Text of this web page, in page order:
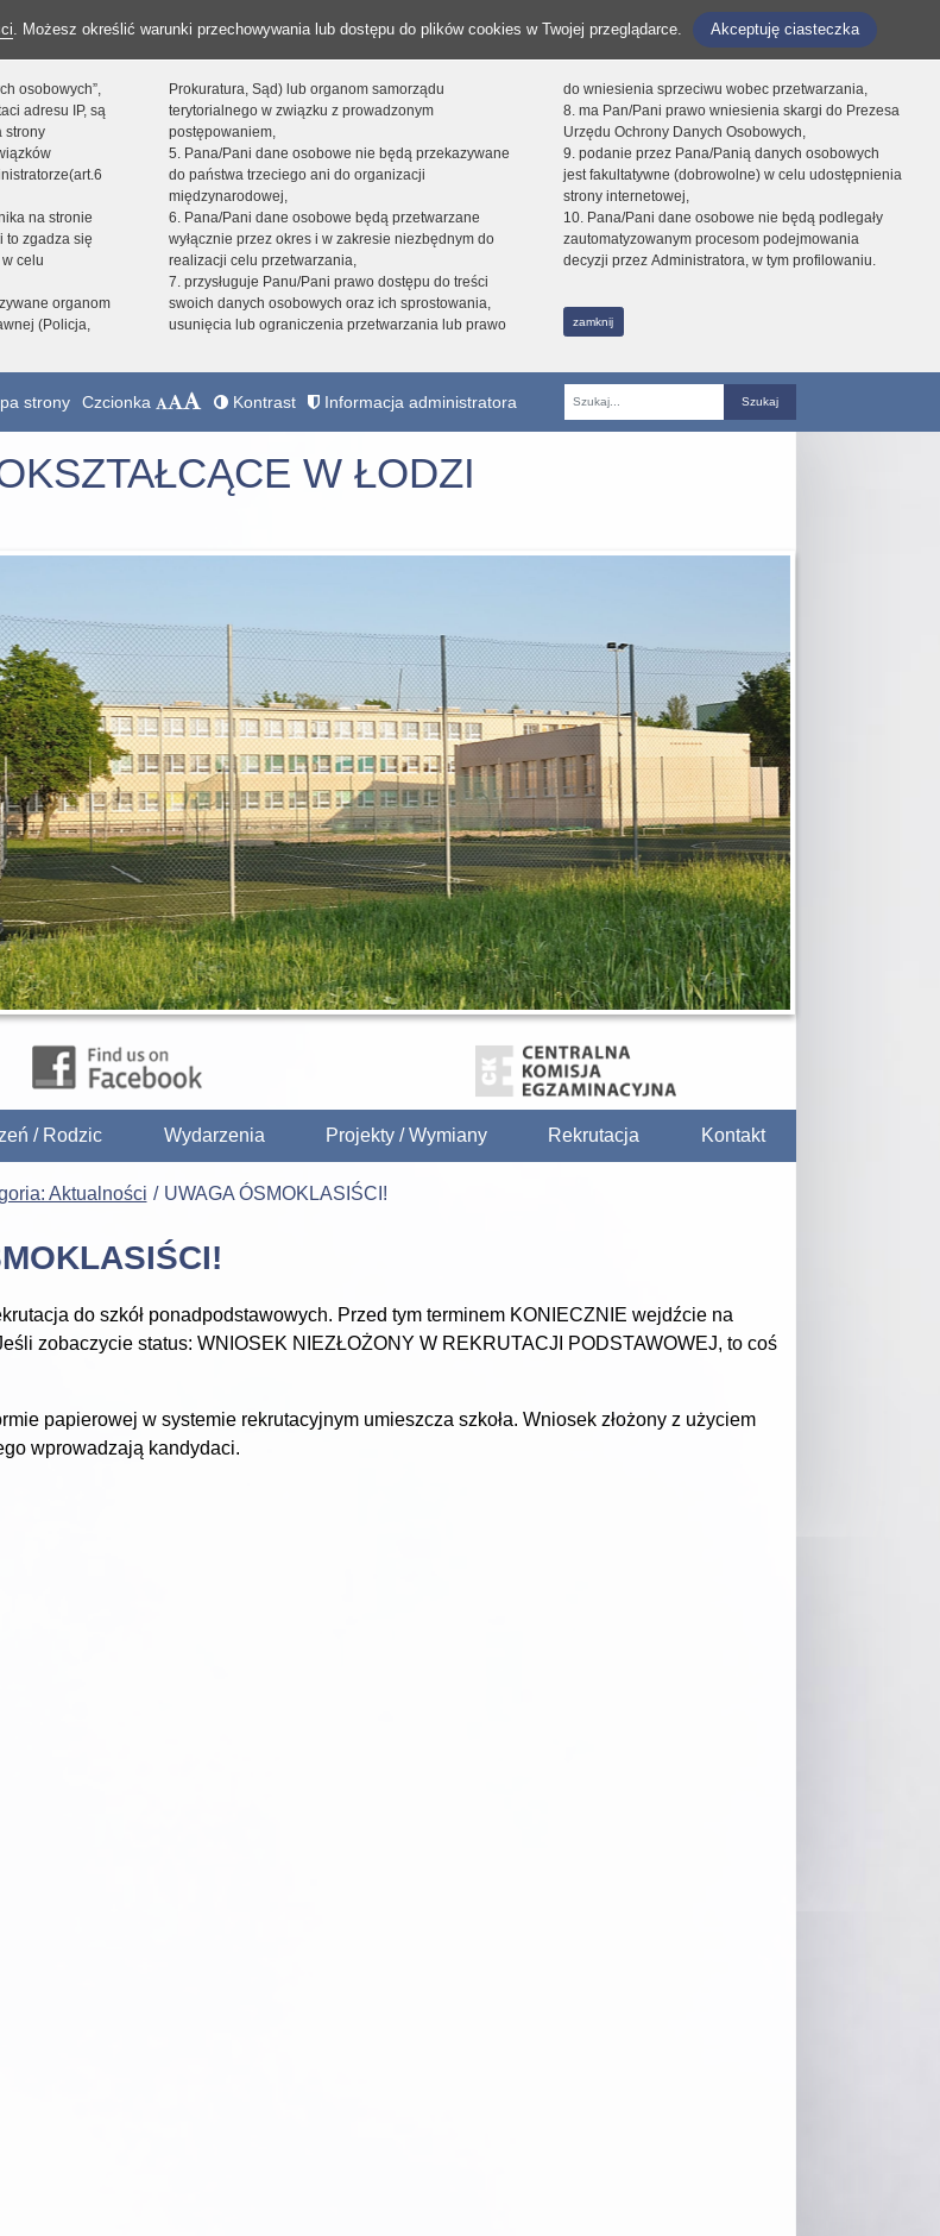
. Możesz określić warunki przechowywania lub dostępu do plików cookies w Twojej przeglądarce. Akceptuję ciasteczka
osobowych”,
adresu IP, są
strony
na stronie
to zgadza się
celu
organom
(Policja,
Prokuratura, Sąd) lub organom samorządu
terytorialnego w związku z prowadzonym
postępowaniem,
5. Pana/Pani dane osobowe nie będą przekazywane
do państwa trzeciego ani do organizacji
międzynarodowej,
6. Pana/Pani dane osobowe będą przetwarzane
wyłącznie przez okres i w zakresie niezbędnym do
realizacji celu przetwarzania,
7. przysługuje Panu/Pani prawo dostępu do treści
swoich danych osobowych oraz ich sprostowania,
usunięcia lub ograniczenia przetwarzania lub prawo
do wniesienia sprzeciwu wobec przetwarzania,
8. ma Pan/Pani prawo wniesienia skargi do Prezesa
Urzędu Ochrony Danych Osobowych,
9. podanie przez Pana/Panią danych osobowych
jest fakultatywne (dobrowolne) w celu udostępnienia
strony internetowej,
10. Pana/Pani dane osobowe nie będą podlegały
zautomatyzowanym procesom podejmowania
decyzji przez Administratora, w tym profilowaniu.
zamknij
strony Czcionka Kontrast Informacja administratora
Fraza
W ŁODZI
/ Rodzic Wydarzenia Projekty / Wymiany Rekrutacja Kontakt
Aktualności UWAGA ÓSMOKLASIŚCI!
do szkół ponadpodstawowych. Przed tym terminem KONIECZNIE wejdźcie na
zobaczycie status: WNIOSEK NIEZŁOŻONY W REKRUTACJI PODSTAWOWEJ, to coś
papierowej w systemie rekrutacyjnym umieszcza szkoła. Wniosek złożony z użyciem
wprowadzają kandydaci.